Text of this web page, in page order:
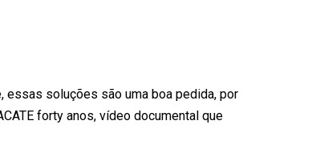
essas soluções são uma boa pedida, por
forty anos, vídeo documental que